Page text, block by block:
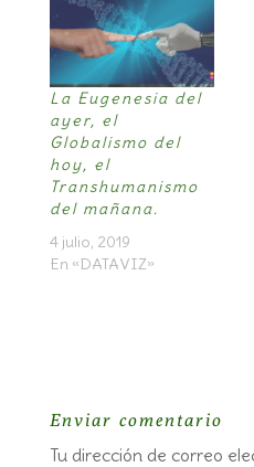
La Eugenesia del
ayer, el
Globalismo del
hoy, el
Transhumanismo
del mañana.
4 julio, 2019
En «DATAVIZ»
Enviar comentario
Tu dirección de correo